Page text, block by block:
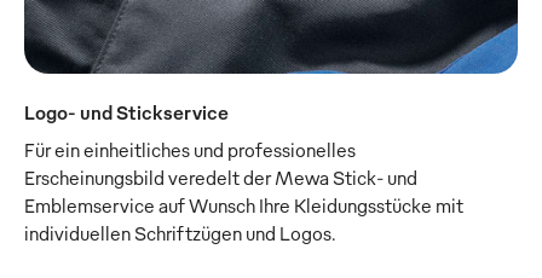
Logo- und Stickservice
Für ein einheitliches und professionelles
Erscheinungsbild veredelt der Mewa Stick- und
Emblemservice auf Wunsch Ihre Kleidungsstücke mit
individuellen Schriftzügen und Logos.